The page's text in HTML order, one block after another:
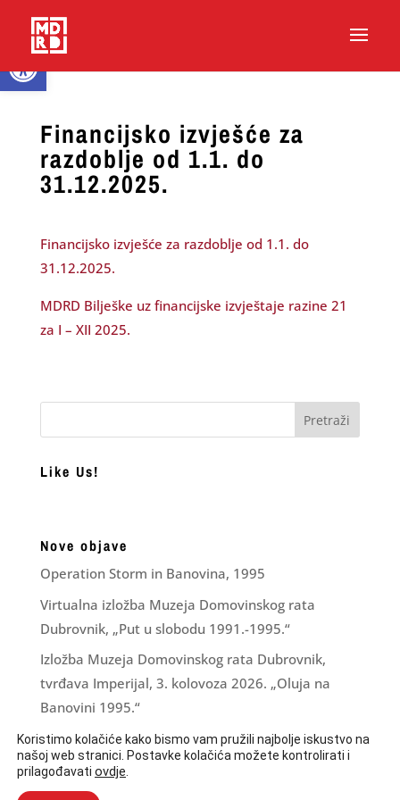
Open toolbar
Financijsko izvješće za
razdoblje od 1.1. do
31.12.2025.
Financijsko izvješće za razdoblje od 1.1. do
31.12.2025.
MDRD Bilješke uz financijske izvještaje razine 21
za I – XII 2025.
Like Us!
Nove objave
Operation Storm in Banovina, 1995
Virtualna izložba Muzeja Domovinskog rata
Dubrovnik, „Put u slobodu 1991.-1995.“
Izložba Muzeja Domovinskog rata Dubrovnik,
tvrđava Imperijal, 3. kolovoza 2026. „Oluja na
Banovini 1995.“
Financijsko izvješće za razdoblje I – VI 2026.
LJUBAV ZNA ŠTO JOJ JE ČINITI
Koristimo kolačiće kako bismo vam pružili najbolje iskustvo na
našoj web stranici. Postavke kolačića možete kontrolirati i
prilagođavati ovdje.